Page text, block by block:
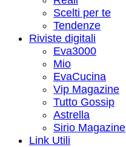
Scelti per te
Tendenze
Riviste digitali
Eva3000
Mio
EvaCucina
Vip Magazine
Tutto Gossip
Astrella
Sirio Magazine
Link Utili